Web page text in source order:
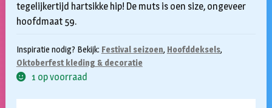
tegelijkertijd hartsikke hip! De muts is oen size, ongeveer
hoofdmaat 59.
Inspiratie nodig? Bekijk: Festival seizoen, Hoofddeksels,
Oktoberfest kleding & decoratie
1 op voorraad